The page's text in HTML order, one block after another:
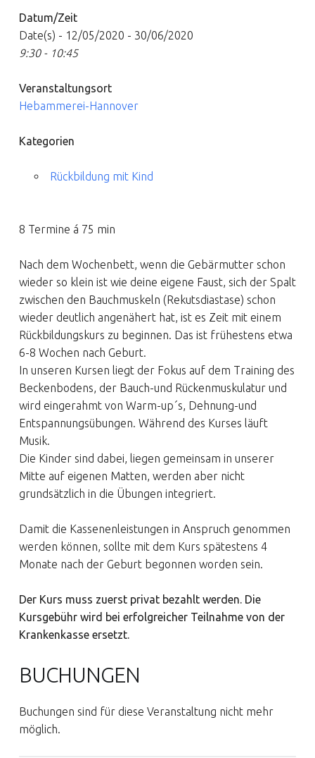
Datum/Zeit
Date(s) - 12/05/2020 - 30/06/2020
9:30 - 10:45
Veranstaltungsort
Hebammerei-Hannover
Kategorien
Rückbildung mit Kind
8 Termine á 75 min
Nach dem Wochenbett, wenn die Gebärmutter schon
wieder so klein ist wie deine eigene Faust, sich der Spalt
zwischen den Bauchmuskeln (Rekutsdiastase) schon
wieder deutlich angenähert hat, ist es Zeit mit einem
Rückbildungskurs zu beginnen. Das ist frühestens etwa
6-8 Wochen nach Geburt.
In unseren Kursen liegt der Fokus auf dem Training des
Beckenbodens, der Bauch-und Rückenmuskulatur und
wird eingerahmt von Warm-up´s, Dehnung-und
Entspannungsübungen. Während des Kurses läuft
Musik.
Die Kinder sind dabei, liegen gemeinsam in unserer
Mitte auf eigenen Matten, werden aber nicht
grundsätzlich in die Übungen integriert.
Damit die Kassenenleistungen in Anspruch genommen
werden können, sollte mit dem Kurs spätestens 4
Monate nach der Geburt begonnen worden sein.
Der Kurs muss zuerst privat bezahlt werden. Die
Kursgebühr wird bei erfolgreicher Teilnahme von der
Krankenkasse ersetzt.
BUCHUNGEN
Buchungen sind für diese Veranstaltung nicht mehr
möglich.